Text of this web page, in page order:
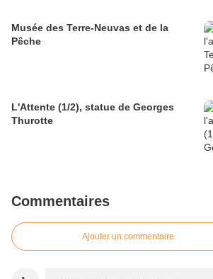
Musée des Terre-Neuvas et de la
Pêche
L'Attente (1/2), statue de Georges
Thurotte
Commentaires
Ajouter un commentaire